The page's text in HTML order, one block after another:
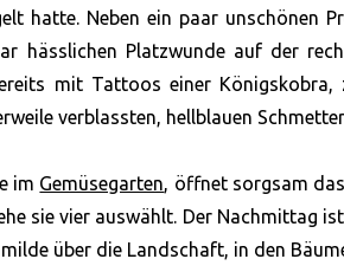
hatte. Neben ein paar unschönen
hässlichen Platzwunde auf der
mit Tattoos einer Königskobra,
verblassten, hellblauen
im Gemüsegarten, öffnet sorgsam
sie vier auswählt. Der Nachmittag
über die Landschaft, in den